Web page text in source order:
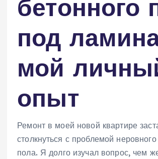
бетонного
под
мой
опыт
Ремонт в моей новой квартире
столкнуться с проблемой
пола. Я долго изучал вопрос, чем